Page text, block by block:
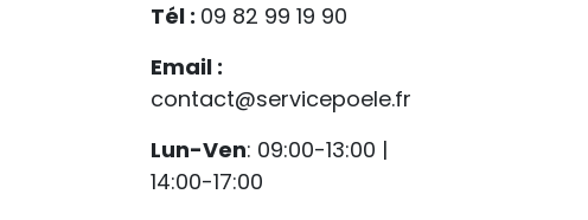
Tél : 09 82 99 19 90
Email :
contact@servicepoele.fr
Lun-Ven: 09:00-13:00 |
14:00-17:00